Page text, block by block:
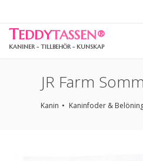
TEDDYTASSEN®
KANINER - TILLBEHÖR - KUNSKAP
JR Farm
Kanin Kaninfoder &